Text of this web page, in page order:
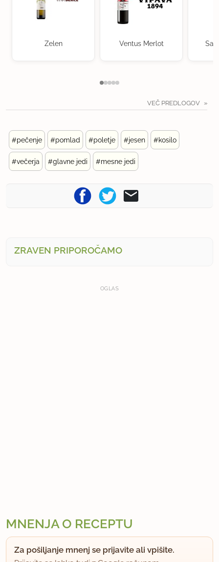
Zelen Ventus Merlot
VEČ PREDLOGOV
#pečenje #pomlad #poletje #jesen #kosilo
#večerja #glavne jedi #mesne jedi
ZRAVEN PRIPOROČAMO
OGLAS
MNENJA O RECEPTU
Za pošiljanje mnenj se prijavite ali vpišite.